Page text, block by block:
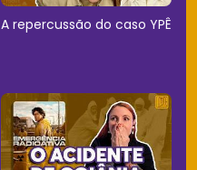
A repercussão do caso YPÊ